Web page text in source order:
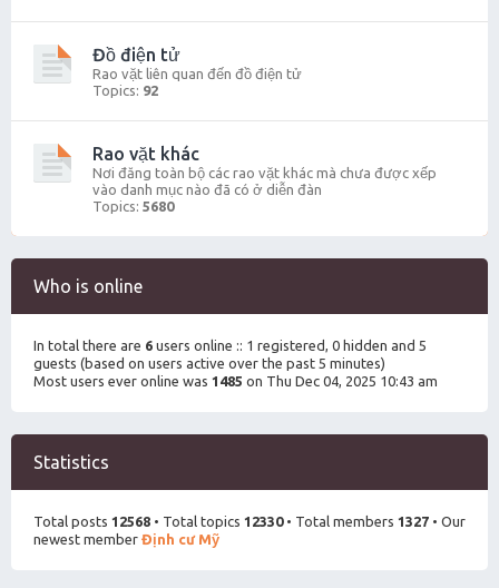
Đồ điện tử
Rao vặt liên quan đến đồ điện tử
Topics: 92
Rao vặt khác
Nơi đăng toàn bộ các rao vặt khác mà chưa được xếp
vào danh mục nào đã có ở diễn đàn
Topics: 5680
Who is online
In total there are 6 users online :: 1 registered, 0 hidden and 5
guests (based on users active over the past 5 minutes)
Most users ever online was 1485 on Thu Dec 04, 2025 10:43 am
Statistics
Total posts 12568 • Total topics 12330• Total members 1327 • Our
newest member Định cư Mỹ